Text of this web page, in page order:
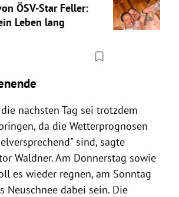
ÖSV-Star Feller:
Leben lang
nächsten Tag sei trotzdem
da die Wetterprognosen
sind, sagte
Waldner. Am Donnerstag sowie
es wieder regnen, am Sonntag
Neuschnee dabei sein. Die